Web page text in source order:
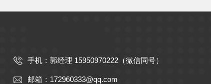
手机： 郭经理 15950970222（微信同号）
邮箱： 172960333@qq.com